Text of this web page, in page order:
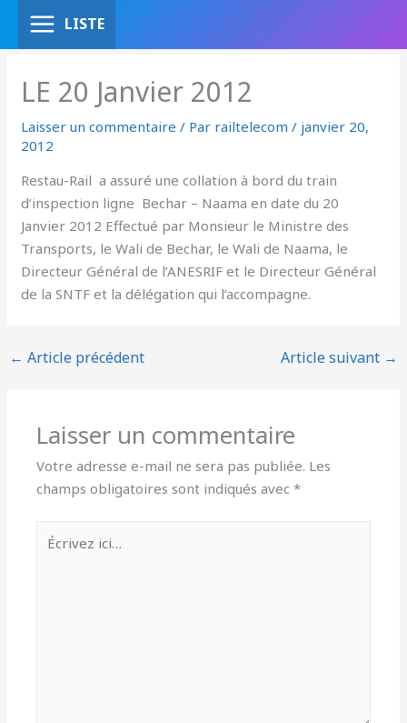
LISTE
LE 20 Janvier 2012
Laisser un commentaire / Par railtelecom/ janvier 20,
2012
Restau-Rail a assuré une collation à bord du train
d’inspection ligne Bechar – Naama en date du 20
Janvier 2012 Effectué par Monsieur le Ministre des
Transports, le Wali de Bechar, le Wali de Naama, le
Directeur Général de l’ANESRIF et le Directeur Général
de la SNTF et la délégation qui l’accompagne.
← Article précédent Article suivant →
Laisser un commentaire
Votre adresse e-mail ne sera pas publiée. Les
champs obligatoires sont indiqués avec*
ici…